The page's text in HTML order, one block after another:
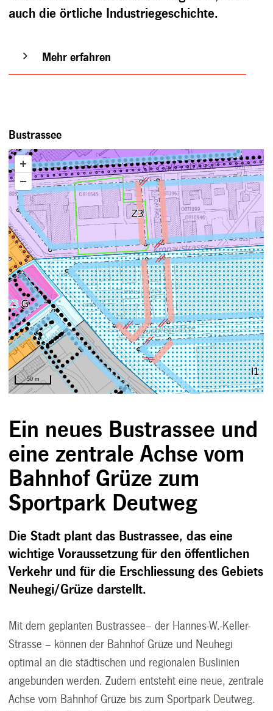
auch die örtliche Industriegeschichte.
Mehr erfahren
Bustrassee
Ein neues Bustrassee und
eine zentrale Achse vom
Bahnhof Grüze zum
Sportpark Deutweg
Die Stadt plant das Bustrassee, das eine
wichtige Voraussetzung für den öffentlichen
Verkehr und für die Erschliessung des Gebiets
Neuhegi/Grüze darstellt.
Mit dem geplanten Bustrassee– der Hannes-W.-Keller-
Strasse – können der Bahnhof Grüze und Neuhegi
optimal an die städtischen und regionalen Buslinien
angebunden werden. Zudem entsteht eine neue, zentrale
Achse vom Bahnhof Grüze bis zum Sportpark Deutweg.